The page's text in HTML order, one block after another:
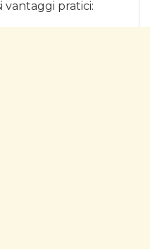
vantaggi pratici: